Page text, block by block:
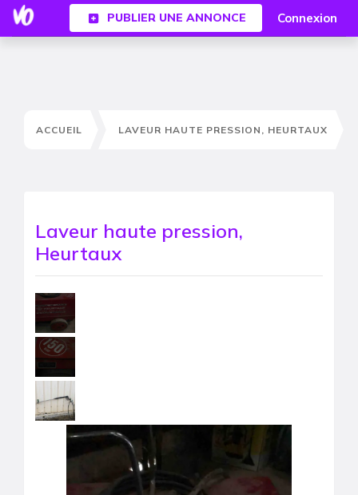
PUBLIER UNE ANNONCE Connexion
ACCUEIL LAVEUR HAUTE PRESSION, HEURTAUX
Laveur haute pression,
Heurtaux